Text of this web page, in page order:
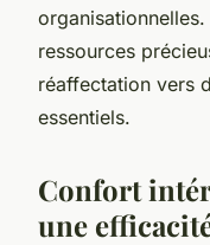
ressources
réaffectation vers
essentiels.
Confort
une